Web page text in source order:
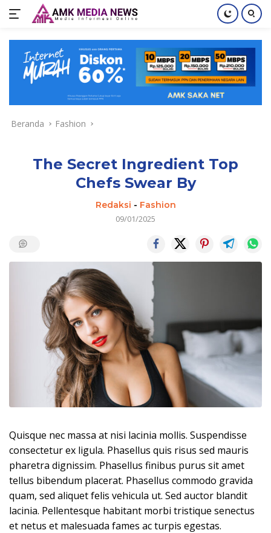
konten
Beranda Fashion
The Secret Ingredient Top
Chefs Swear By
Redaksi - Fashion
09/01/2025
Quisque nec massa at nisi lacinia mollis. Suspendisse
consectetur ex ligula. Phasellus quis risus sed mauris
pharetra dignissim. Phasellus finibus purus sit amet
tellus bibendum placerat. Phasellus commodo gravida
quam, sed aliquet felis vehicula ut. Sed auctor blandit
lacinia. Pellentesque habitant morbi tristique senectus
et netus et malesuada fames ac turpis egestas.